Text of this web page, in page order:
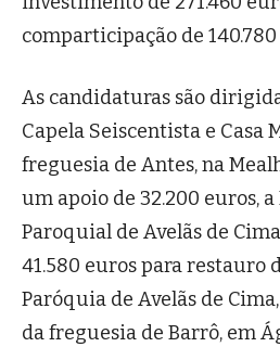
comparticipação de
As candidaturas são
Capela Seiscentista e Casa
freguesia de Antes, na
um apoio de 32.200 euros,
Paroquial de Avelãs de
41.580 euros para restauro
Paróquia de Avelãs de
da freguesia de Barrô, em